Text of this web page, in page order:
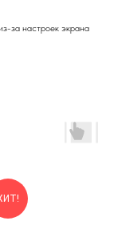
за настроек экрана